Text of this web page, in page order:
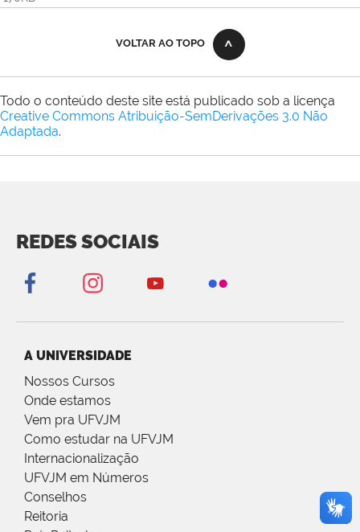
VOLTAR AO TOPO
Todo o conteúdo deste site está publicado sob a licença
Creative Commons Atribuição-SemDerivações 3.0 Não
Adaptada.
REDES SOCIAIS
A UNIVERSIDADE
Nossos Cursos
Onde estamos
Vem pra UFVJM
Como estudar na UFVJM
Internacionalização
UFVJM em Números
Conselhos
Reitoria